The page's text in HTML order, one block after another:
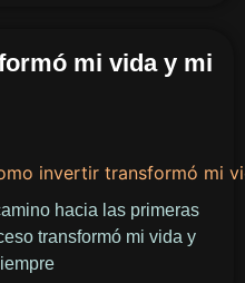
mi vida y mi
hacia las primeras
transformó mi vida y